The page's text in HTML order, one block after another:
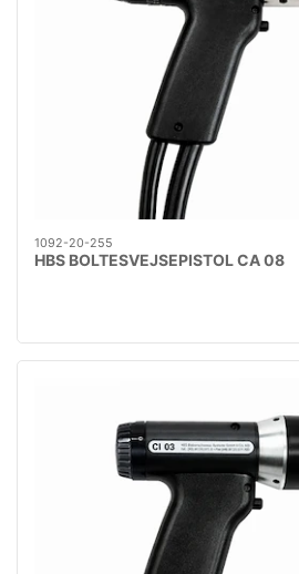
1092-20-255
HBS BOLTESVEJSEPISTOL CA 08